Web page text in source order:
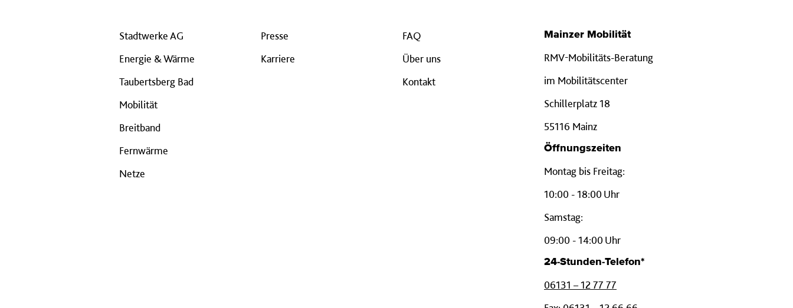
Stadtwerke AG
Energie & Wärme
Taubertsberg Bad
Mobilität
Breitband
Fernwärme
Netze
Presse
Karriere
FAQ
Über uns
Kontakt
Mainzer Mobilität
RMV-Mobilitäts-Beratung
im Mobilitätscenter
Schillerplatz 18
55116 Mainz
Öffnungszeiten
Montag bis Freitag:
10:00 - 18:00 Uhr
Samstag:
09:00 - 14:00 Uhr
24-Stunden-Telefon*
06131 – 12 77 77